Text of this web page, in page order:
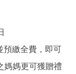
預繳全費，即可
媽媽更可獲贈禮